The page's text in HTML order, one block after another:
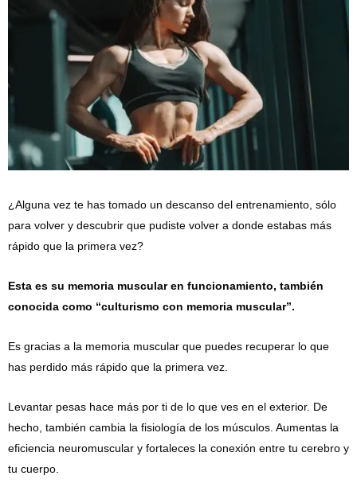
¿Alguna vez te has tomado un descanso del entrenamiento, sólo
para volver y descubrir que pudiste volver a donde estabas más
rápido que la primera vez?
Esta es su memoria muscular en funcionamiento, también
conocida como “culturismo con memoria muscular”.
Es gracias a la memoria muscular que puedes recuperar lo que
has perdido más rápido que la primera vez.
Levantar pesas hace más por ti de lo que ves en el exterior. De
hecho, también cambia la fisiología de los músculos. Aumentas la
eficiencia neuromuscular y fortaleces la conexión entre tu cerebro y
tu cuerpo.